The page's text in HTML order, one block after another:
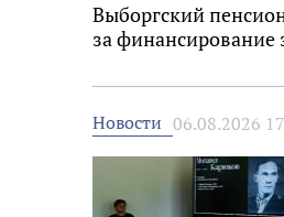
Выборгский
за финансирование
Новости 06.08.2026